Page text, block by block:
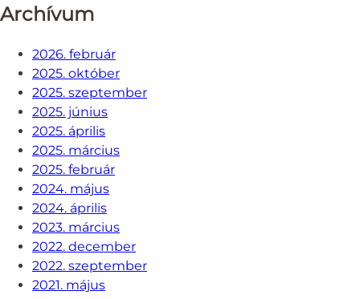
Archívum
2026. február
2025. október
2025. szeptember
2025. június
2025. április
2025. március
2025. február
2024. május
2024. április
2023. március
2022. december
2022. szeptember
2021. május